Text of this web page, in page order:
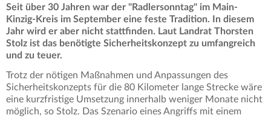
Seit über 30 Jahren war der "Radlersonntag" im Main-
Kinzig-Kreis im September eine feste Tradition. In diesem
Jahr wird er aber nicht stattfinden. Laut Landrat Thorsten
Stolz ist das benötigte Sicherheitskonzept zu umfangreich
und zu teuer.
Trotz der nötigen Maßnahmen und Anpassungen des
Sicherheitskonzepts für die 80 Kilometer lange Strecke wäre
eine kurzfristige Umsetzung innerhalb weniger Monate nicht
möglich, so Stolz. Das Szenario eines Angriffs mit einem